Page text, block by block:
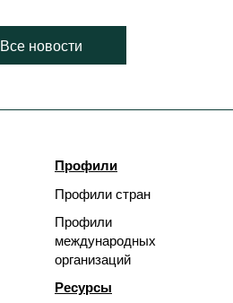
Все новости
Профили
Профили стран
Профили
международных
организаций
Ресурсы